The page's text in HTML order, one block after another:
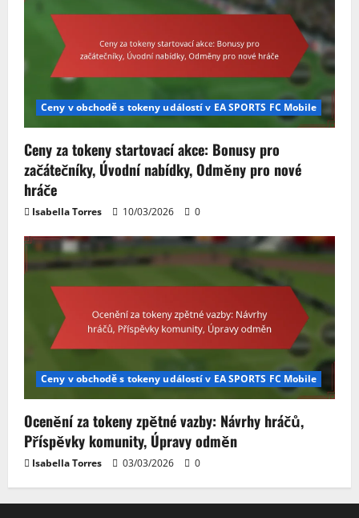
Ceny v obchodě s tokeny událostí v EA SPORTS FC Mobile
Ceny za tokeny startovací akce: Bonusy pro
začátečníky, Úvodní nabídky, Odměny pro nové
hráče
Isabella Torres 10/03/2026 0
Ceny v obchodě s tokeny událostí v EA SPORTS FC Mobile
Ocenění za tokeny zpětné vazby: Návrhy hráčů,
Příspěvky komunity, Úpravy odměn
Isabella Torres 03/03/2026 0